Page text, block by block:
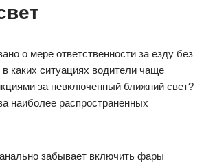
о мере ответственности за езду без
каких ситуациях водители чаще
за невключенный ближний свет?
наиболее распространенных
забывает включить фары